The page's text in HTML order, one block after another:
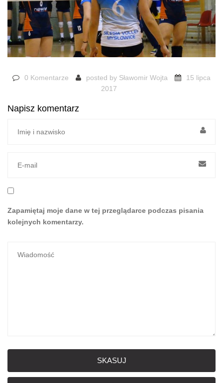
0 Komentarze posted by Sławomir Wojta
15 lipca
2017
Napisz komentarz
Zapamiętaj moje dane w tej przeglądarce podczas pisania
kolejnych komentarzy.
SKASUJ